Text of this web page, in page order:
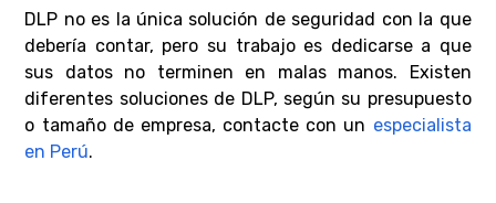
DLP no es la única solución de seguridad con la que
debería contar, pero su trabajo es dedicarse a que
sus datos no terminen en malas manos. Existen
diferentes soluciones de DLP, según su presupuesto
o tamaño de empresa, contacte con un especialista
en Perú.